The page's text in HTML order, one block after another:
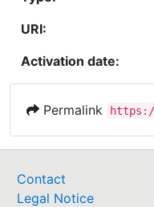
URI:
Activation date:
Permalink
Contact
Legal Notice